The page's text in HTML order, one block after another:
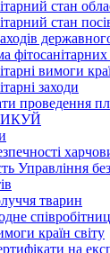
стан
стан
фітосанітарних
вимоги
заходи
проведення
Управління
тварин
країн світу
на